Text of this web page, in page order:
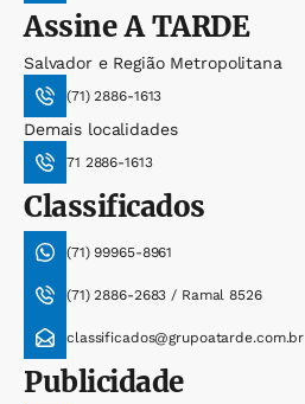
AssineA TARDE
Salvador e Região Metropolitana
(71) 2886-1613
Demais localidades
71 2886-1613
Classificados
(71) 99965-8961
(71) 2886-2683 / Ramal 8526
classificados@grupoatarde.com.br
Publicidade